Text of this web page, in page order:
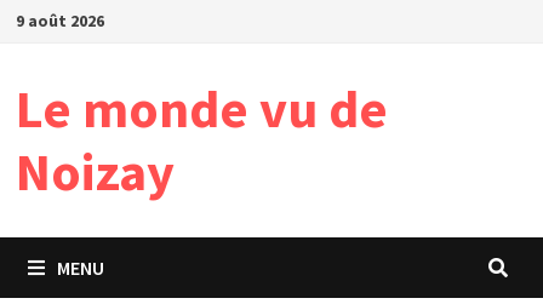
Passer
9 août 2026
Le monde vu de
Noizay
MENU